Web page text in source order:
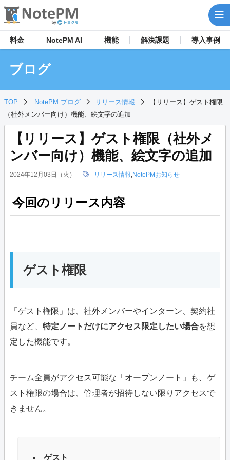
料金 NotePM AI 機能 解決課題 導入事例
ブログ
TOP NotePM ブログ リリース情報
【リリース】ゲスト権限
（社外メンバー向け）機能、絵文字の追加
【リリース】ゲスト権限（社外メ
ンバー向け）機能、絵文字の追加
2024年12月03日（火） リリース情報,NotePMお知らせ
今回のリリース内容
ゲスト権限
「ゲスト権限」は、社外メンバーやインターン、契約社
員など、 特定ノートだけにアクセス限定したい場合を想
定した機能です。
チーム全員がアクセス可能な「オープンノート」も、ゲ
スト権限の場合は、管理者が招待しない限りアクセスで
きません。
ゲスト